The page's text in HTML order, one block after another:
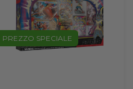
PREZZO SPECIALE